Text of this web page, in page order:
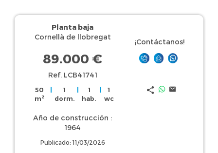
Planta baja
Cornellà de llobregat
89.000 €
Ref. LCB41741
50
m2
1
dorm.
1
hab.
1
wc
Año de construcción :
1964
Publicado: 11/03/2026
¡Contáctanos!